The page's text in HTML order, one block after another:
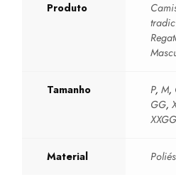
Produto
Tamanho P,M,
GG,
Material